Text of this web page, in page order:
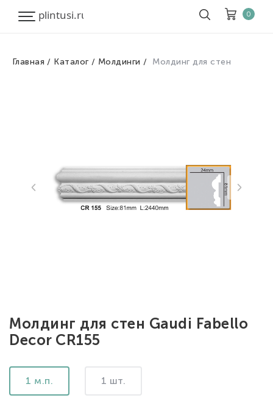
0
Главная Каталог Молдинги Молдинг для стен
Молдинг для стен Gaudi Fabello
Decor CR155
1 м.п. 1 шт.